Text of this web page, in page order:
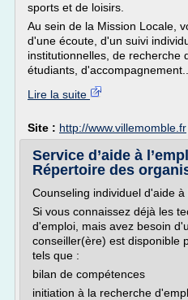
sports et de loisirs.
Au sein de la Mission Locale,
d'une écoute, d'un suivi
institutionnelles, de recherche
étudiants, d'accompagnement...
Lire la suite
Site : http://www.villemomble.fr
Service d’aide à
Répertoire des
Counseling individuel d'aide
Si vous connaissez déjà les
d'emploi, mais avez besoin
conseiller(ère) est disponible
tels que :
bilan de compétences
initiation à la recherche